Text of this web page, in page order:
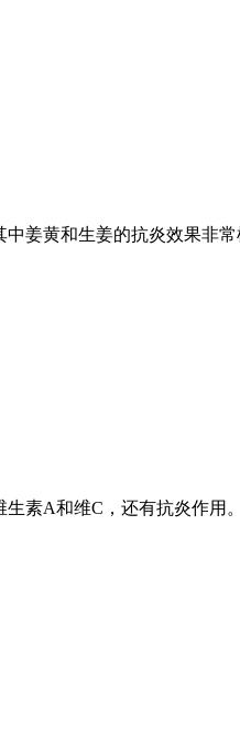
姜黄和生姜的抗炎效果非常
素A和维C，还有抗炎作用。